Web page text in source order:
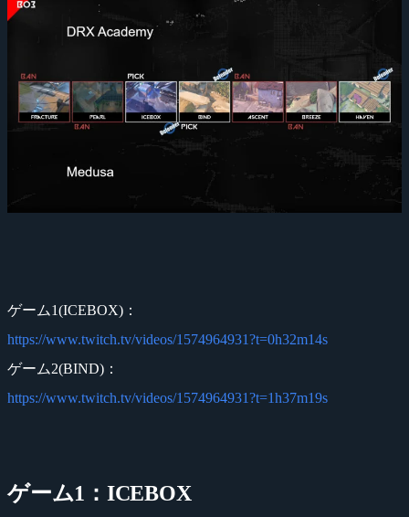
ゲーム1(ICEBOX)：
https://www.twitch.tv/videos/1574964931?t=0h32m14s
ゲーム2(BIND)：
https://www.twitch.tv/videos/1574964931?t=1h37m19s
ゲーム1：ICEBOX